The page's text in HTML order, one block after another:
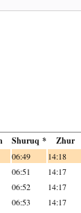
Shuruq * Zhur
06:49 14:18
06:51 14:17
06:52 14:17
06:53 14:17